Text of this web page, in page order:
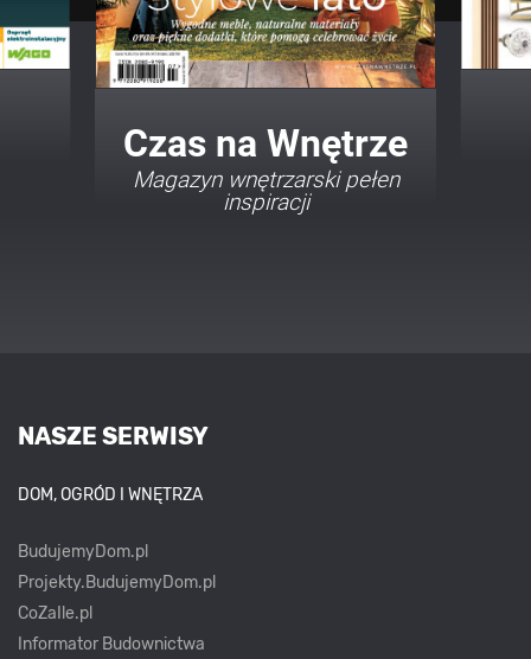
Twój Dom Twój Styl
Porady i inspiracje w
najmodniejszych stylach
NASZE SERWISY
DOM, OGRÓD I WNĘTRZA
BudujemyDom.pl
Projekty.BudujemyDom.pl
CoZaIle.pl
Informator Budownictwa